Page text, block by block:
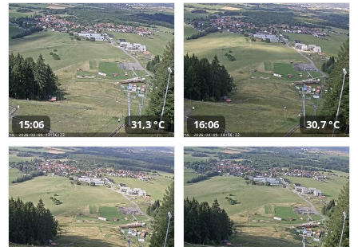
15:06 31,3 °C 16:06 30,7 °C